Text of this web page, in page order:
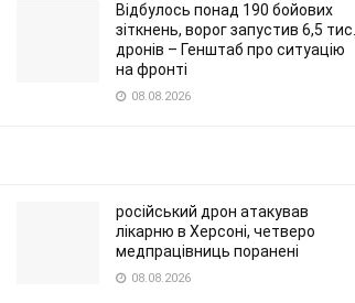
Відбулось понад 190 бойових
зіткнень, ворог запустив 6,5 тис.
дронів – Генштаб про ситуацію
на фронті
08.08.2026
російський дрон атакував
лікарню в Херсоні, четверо
медпрацівниць поранені
08.08.2026